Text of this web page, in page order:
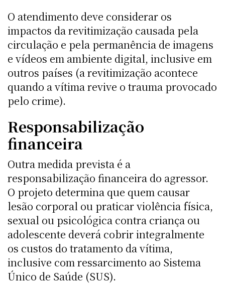
O atendimento deve considerar os
impactos da revitimização causada pela
circulação e pela permanência de imagens
e vídeos em ambiente digital, inclusive em
outros países (a revitimização acontece
quando a vítima revive o trauma provocado
pelo crime).
Responsabilização
financeira
Outra medida prevista é a
responsabilização financeira do agressor.
O projeto determina que quem causar
lesão corporal ou praticar violência física,
sexual ou psicológica contra criança ou
adolescente deverá cobrir integralmente
os custos do tratamento da vítima,
inclusive com ressarcimento ao Sistema
Único de Saúde (SUS).